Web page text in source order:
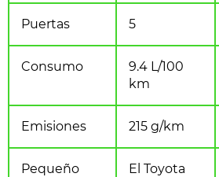
Puertas 5
Consumo
9.4 L/100
km
Emisiones 215 g/km
Pequeño
El Toyota